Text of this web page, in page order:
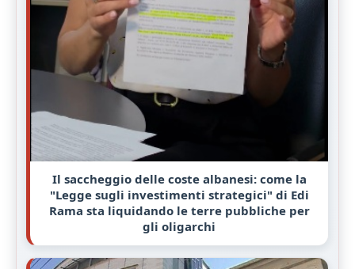
Il saccheggio delle coste albanesi: come la
"Legge sugli investimenti strategici" di Edi
Rama sta liquidando le terre pubbliche per
gli oligarchi